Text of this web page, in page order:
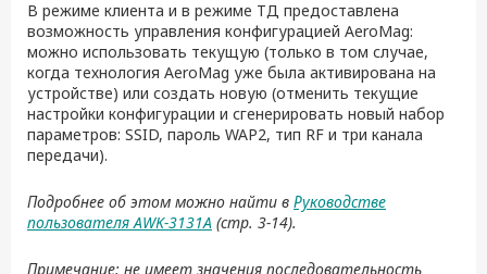
В режиме клиента и в режиме ТД предоставлена
возможность управления конфигурацией AeroMag:
можно использовать текущую (только в том случае,
когда технология AeroMag уже была активирована на
устройстве) или создать новую (отменить текущие
настройки конфигурации и сгенерировать новый набор
параметров: SSID, пароль WAP2, тип RF и три канала
передачи).
Подробнее об этом можно найти в Руководстве
пользователя AWK-3131A (стр. 3-14).
Примечание: не имеет значения последовательность